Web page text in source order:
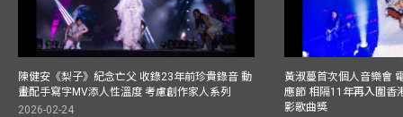
陳健安《梨子》紀念亡父 收錄23年前珍貴錄音 動
畫配手寫字MV添人性溫度 考慮創作家人系列
2026-02-24
黃淑蔓首次個人音樂會
應節 相隔11年再入圍香
影歌曲獎